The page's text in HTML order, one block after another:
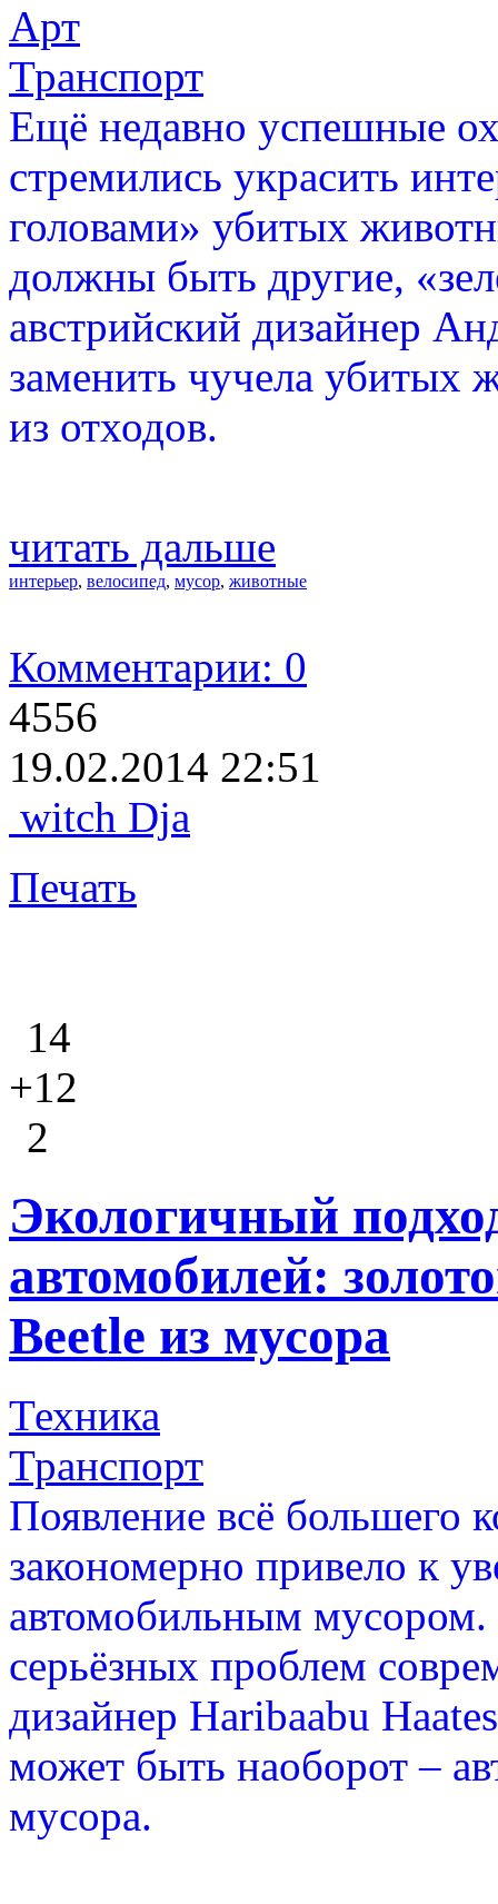
Арт
Транспорт
Ещё недавно успешные
стремились украсить
головами» убитых
должны быть другие,
австрийский дизайнер
заменить чучела убитых
из отходов.
читать дальше
интерьер, велосипед, мусор, животные
Комментарии: 0
4556
19.02.2014 22:51
witch Dja
Печать
14
+12
2
Экологичный
автомобилей:
Beetle из мусора
Техника
Транспорт
Появление всё большего
закономерно привело к
автомобильным мусором.
серьёзных проблем
дизайнер Haribaabu
может быть наоборот –
мусора.